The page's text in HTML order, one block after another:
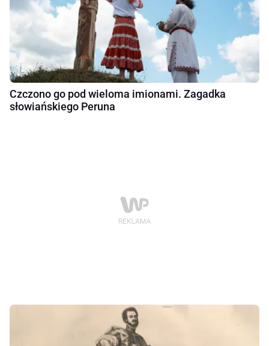
Czczono go pod wieloma imionami. Zagadka
słowiańskiego Peruna